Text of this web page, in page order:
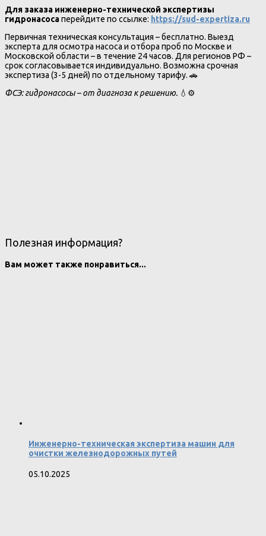
Для заказа инженерно-технической экспертизы
гидронасосаперейдите по ссылке: https://sud-expertiza.ru
Первичная техническая консультация – бесплатно. Выезд
эксперта для осмотра насоса и отбора проб по Москве и
Московской области – в течение 24 часов. Для регионов РФ –
срок согласовывается индивидуально. Возможна срочная
экспертиза (3-5 дней) по отдельному тарифу. 🚗
ФСЭ: гидронасосы – от диагноза к решению. 💧⚙️
Полезная информация?
Вам может также понравиться...
Инженерно-техническая экспертиза машин для
очистки железнодорожных путей
05.10.2025